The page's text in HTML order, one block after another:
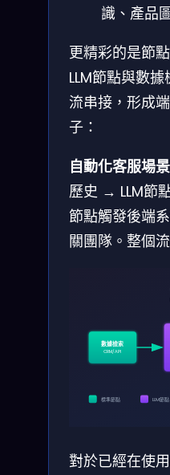
識、產品
更精彩的是節
LLM節點與數
流串接，形成
子：
自動化客服場景
歷史 → LLM節
節點觸發後端
關團隊。整個
數據檢索
CRM/API
標準節點 LLM節
對於已經在使